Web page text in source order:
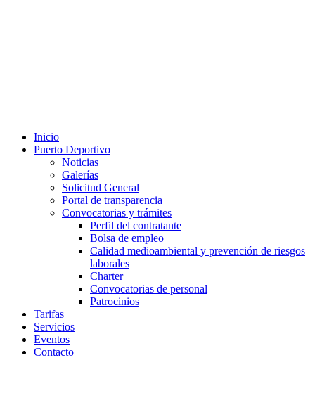
Inicio
Puerto Deportivo
Noticias
Galerías
Solicitud General
Portal de transparencia
Convocatorias y trámites
Perfil del contratante
Bolsa de empleo
Calidad medioambiental y prevención de riesgos
laborales
Charter
Convocatorias de personal
Patrocinios
Tarifas
Servicios
Eventos
Contacto